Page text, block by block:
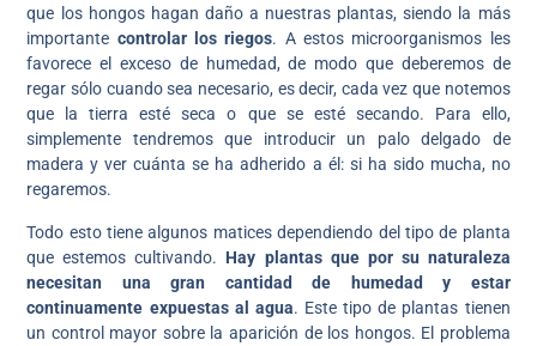
que los hongos hagan daño a nuestras plantas, siendo la más
importante controlar los riegos. A estos microorganismos les
favorece el exceso de humedad, de modo que deberemos de
regar sólo cuando sea necesario, es decir, cada vez que notemos
que la tierra esté seca o que se esté secando. Para ello,
simplemente tendremos que introducir un palo delgado de
madera y ver cuánta se ha adherido a él: si ha sido mucha, no
regaremos.
Todo esto tiene algunos matices dependiendo del tipo de planta
que estemos cultivando. Hay plantas que por su naturaleza
necesitan una gran cantidad de humedad y estar
continuamente expuestas al agua. Este tipo de plantas tienen
un control mayor sobre la aparición de los hongos. El problema